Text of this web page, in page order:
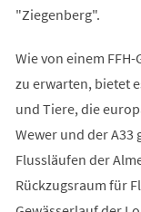
"Ziegenberg".
Wie von einem
zu erwarten, bietet
und Tiere, die
Wewer und der A33
Flussläufen der
Rückzugsraum für